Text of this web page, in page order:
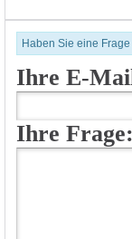
Haben Sie eine
Ihre E-
Ihre Frage: